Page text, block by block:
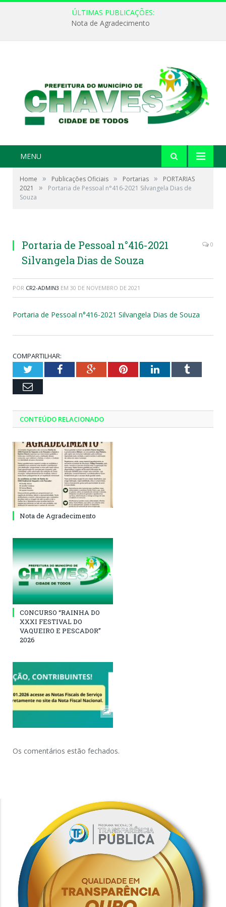
ÚLTIMAS PUBLICAÇÕES:
Nota de Agradecimento
MENU
Home » Publicações Oficiais » Portarias »
PORTARIAS
2021
»
Portaria de Pessoal n°416-2021 Silvangela Dias de
Souza
Portaria de Pessoal n°416-2021
Silvangela Dias de Souza
0
POR CR2-ADMIN3 EM 30 DE NOVEMBRO DE 2021
Portaria de Pessoal n°416-2021 Silvangela Dias de Souza
COMPARTILHAR:
TwitterFacebookGoogle+PinterestLinkedInTumblr
Email
CONTEÚDO RELACIONADO
Nota de Agradecimento
CONCURSO “RAINHA DO
XXXI FESTIVAL DO
VAQUEIRO E PESCADOR”
2026
Os comentários estão fechados.